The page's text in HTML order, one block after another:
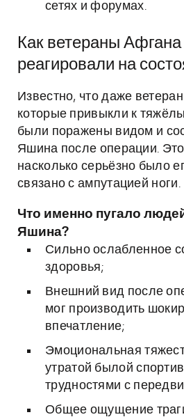
сетях и форумах.
Как ветераны
реагировали на
Известно, что даже
которые привыкли к
были поражены видом и
Яшина после операции.
насколько серьёзно было
связано с ампутацией ноги.
Что именно пугало
Яшина?
Сильно ослабленное
здоровья;
Внешний вид после
мог производить
впечатление;
Эмоциональная
утратой былой
трудностями с
Общее ощущение